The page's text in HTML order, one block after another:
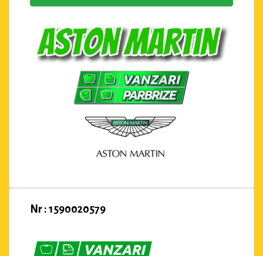
Nr : 1590020579